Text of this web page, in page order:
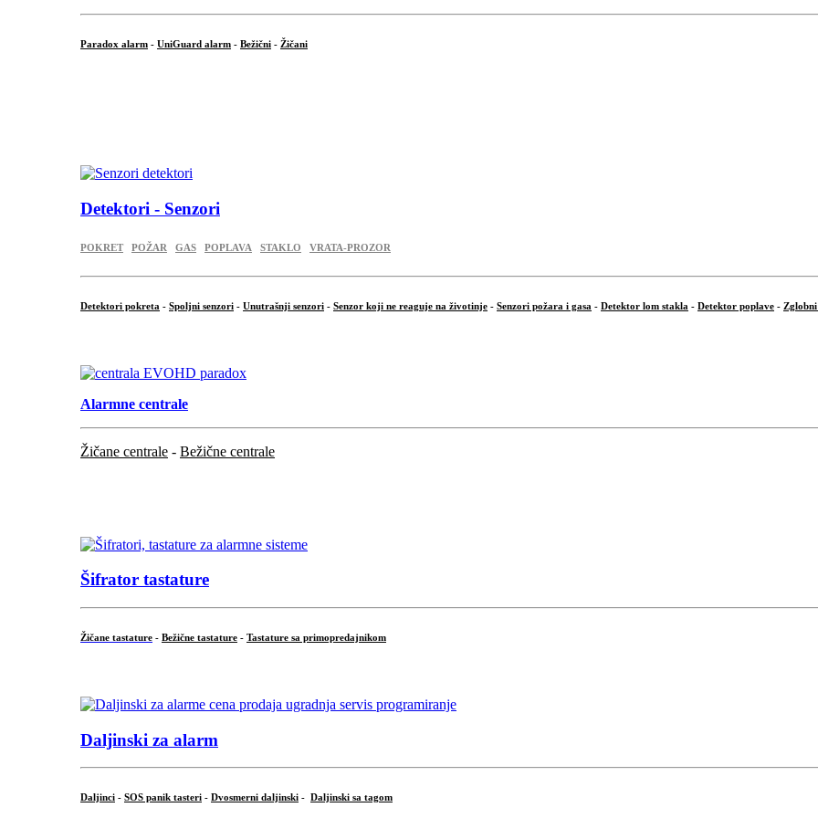
Paradox alarm - UniGuard alarm - Bežični - Žičani
Detektori - Senzori
POKRET POŽAR GAS POPLAVA STAKLO VRATA-PROZOR
Detektori pokreta - Spoljni senzori - Unutrašnji senzori - Senzor koji ne reaguje na životinje - Senzori požara i gasa - Detektor lom stakla - Detektor poplave - Zglobni
Alarmne centrale
Žičane centrale - Bežične centrale
Šifrator tastature
Žičane tastature - Bežične tastature - Tastature sa primopredajnikom
Daljinski za alarm
Daljinci - SOS panik tasteri - Dvosmerni daljinski - Daljinski sa tagom